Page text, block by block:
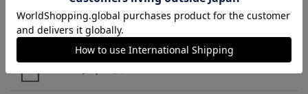
カテゴリから探す